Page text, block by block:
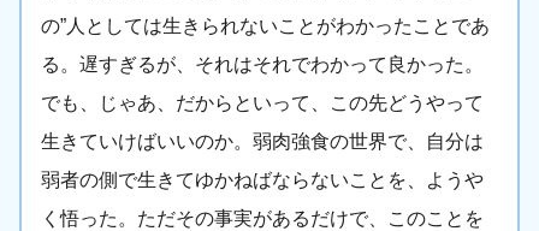
の”人としては生きられないことがわかったことであ
る。遅すぎるが、それはそれでわかって良かった。
でも、じゃあ、だからといって、この先どうやって
生きていけばいいのか。弱肉強食の世界で、自分は
弱者の側で生きてゆかねばならないことを、ようや
く悟った。ただその事実があるだけで、このことを